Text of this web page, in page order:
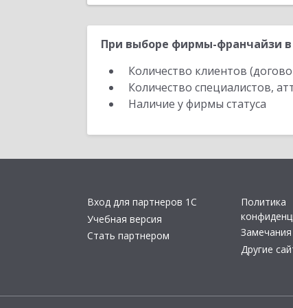
При выборе фирмы-франчайзи в
Количество клиентов
Количество специалистов,
Наличие у фирмы статуса
Вход для партнеров 1С
Учебная версия
Стать партнером
Политика
Другие